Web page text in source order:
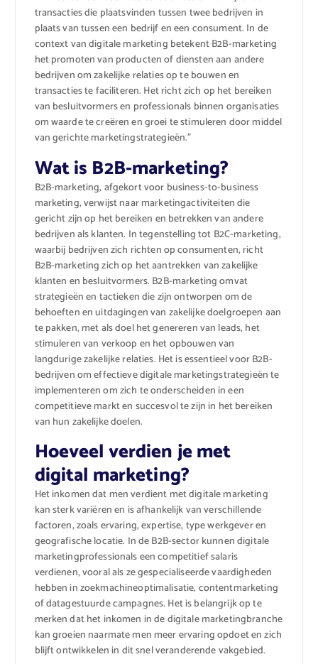
transacties die plaatsvinden tussen twee bedrijven in
plaats van tussen een bedrijf en een consument. In de
context van digitale marketing betekent B2B-marketing
het promoten van producten of diensten aan andere
bedrijven om zakelijke relaties op te bouwen en
transacties te faciliteren. Het richt zich op het bereiken
van besluitvormers en professionals binnen organisaties
om waarde te creëren en groei te stimuleren door middel
van gerichte marketingstrategieën.”
Wat is B2B-marketing?
B2B-marketing, afgekort voor business-to-business
marketing, verwijst naar marketingactiviteiten die
gericht zijn op het bereiken en betrekken van andere
bedrijven als klanten. In tegenstelling tot B2C-marketing,
waarbij bedrijven zich richten op consumenten, richt
B2B-marketing zich op het aantrekken van zakelijke
klanten en besluitvormers. B2B-marketing omvat
strategieën en tactieken die zijn ontworpen om de
behoeften en uitdagingen van zakelijke doelgroepen aan
te pakken, met als doel het genereren van leads, het
stimuleren van verkoop en het opbouwen van
langdurige zakelijke relaties. Het is essentieel voor B2B-
bedrijven om effectieve digitale marketingstrategieën te
implementeren om zich te onderscheiden in een
competitieve markt en succesvol te zijn in het bereiken
van hun zakelijke doelen.
Hoeveel verdien je met
digital marketing?
Het inkomen dat men verdient met digitale marketing
kan sterk variëren en is afhankelijk van verschillende
factoren, zoals ervaring, expertise, type werkgever en
geografische locatie. In de B2B-sector kunnen digitale
marketingprofessionals een competitief salaris
verdienen, vooral als ze gespecialiseerde vaardigheden
hebben in zoekmachineoptimalisatie, contentmarketing
of datagestuurde campagnes. Het is belangrijk op te
merken dat het inkomen in de digitale marketingbranche
kan groeien naarmate men meer ervaring opdoet en zich
blijft ontwikkelen in dit snel veranderende vakgebied.